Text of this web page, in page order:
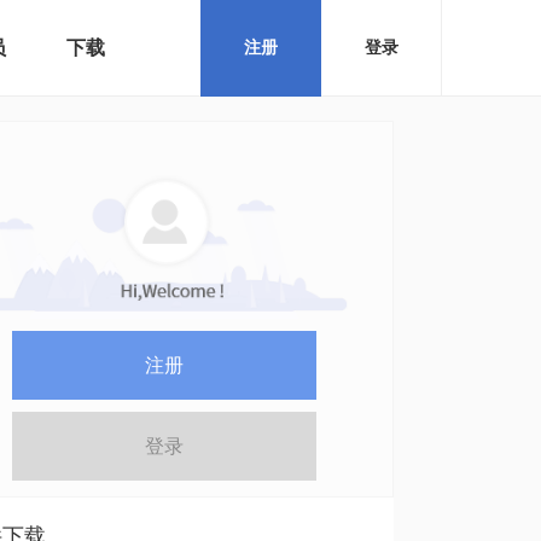
下载 注册 登录
注册
登录
载